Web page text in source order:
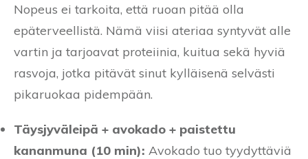
Nopeus ei tarkoita, että ruoan pitää olla
epäterveellistä. Nämä viisi ateriaa syntyvät alle
vartin ja tarjoavat proteiinia, kuitua sekä hyviä
rasvoja, jotka pitävät sinut kylläisenä selvästi
pikaruokaa pidempään.
Täysjyväleipä + avokado + paistettu
kananmuna (10 min): Avokado tuo tyydyttäviä